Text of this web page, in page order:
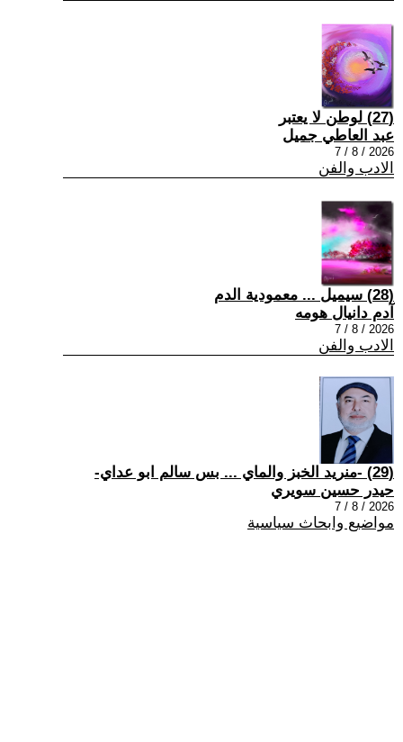
(27) لوطن لا يعتبر
عبد العاطي جميل
2026 / 8 / 7
الادب والفن
(28) سيميل ... معمودية الدم
آدم دانيال هومه
2026 / 8 / 7
الادب والفن
(29) -منريد الخبز والماي ... بس سالم ابو عداي-
حيدر حسين سويري
2026 / 8 / 7
مواضيع وابحاث سياسية